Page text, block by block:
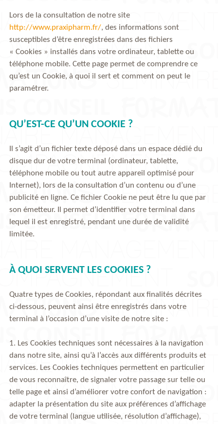
Lors de la consultation de notre site
http://www.praxipharm.fr/, des informations sont
susceptibles d’être enregistrées dans des fichiers
« Cookies » installés dans votre ordinateur, tablette ou
téléphone mobile. Cette page permet de comprendre ce
qu’est un Cookie, à quoi il sert et comment on peut le
paramétrer.
QU’EST-CE QU’UN COOKIE ?
Il s’agit d’un fichier texte déposé dans un espace dédié du
disque dur de votre terminal (ordinateur, tablette,
téléphone mobile ou tout autre appareil optimisé pour
Internet), lors de la consultation d’un contenu ou d’une
publicité en ligne. Ce fichier Cookie ne peut être lu que par
son émetteur. Il permet d’identifier votre terminal dans
lequel il est enregistré, pendant une durée de validité
limitée.
À QUOI SERVENT LES COOKIES ?
Quatre types de Cookies, répondant aux finalités décrites
ci-dessous, peuvent ainsi être enregistrés dans votre
terminal à l’occasion d’une visite de notre site :
1. Les Cookies techniques sont nécessaires à la navigation
dans notre site, ainsi qu’à l’accès aux différents produits et
services. Les Cookies techniques permettent en particulier
de vous reconnaître, de signaler votre passage sur telle ou
telle page et ainsi d’améliorer votre confort de navigation :
adapter la présentation du site aux préférences d’affichage
de votre terminal (langue utilisée, résolution d’affichage),